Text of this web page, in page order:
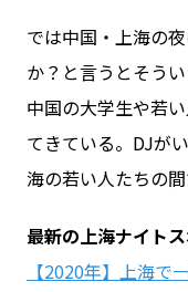
WiFiレ
では中国・上海の
か？と言うとそう
中国の大学生や若
てきている。DJが
海の若い人たちの間
最新の上海ナイト
【2020年】上海で